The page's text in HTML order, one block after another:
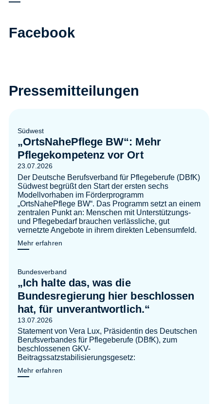
Facebook
Pressemitteilungen
Südwest
„OrtsNahePflege BW“: Mehr
Pflegekompetenz vor Ort
23.07.2026
Der Deutsche Berufsverband für Pflegeberufe (DBfK)
Südwest begrüßt den Start der ersten sechs
Modellvorhaben im Förderprogramm
„OrtsNahePflege BW“. Das Programm setzt an einem
zentralen Punkt an: Menschen mit Unterstützungs-
und Pflegebedarf brauchen verlässliche, gut
vernetzte Angebote in ihrem direkten Lebensumfeld.
Mehr erfahren
Bundesverband
„Ich halte das, was die
Bundesregierung hier beschlossen
hat, für unverantwortlich.“
13.07.2026
Statement von Vera Lux, Präsidentin des Deutschen
Berufsverbandes für Pflegeberufe (DBfK), zum
beschlossenen GKV-
Beitragssatzstabilisierungsgesetz:
Mehr erfahren